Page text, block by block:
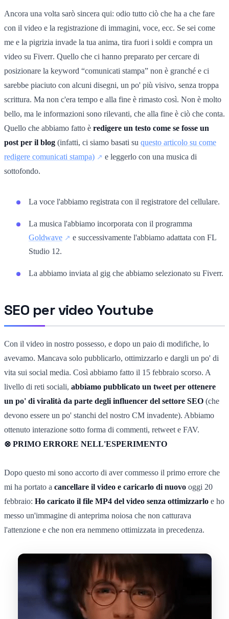
Ancora una volta sarò sincera qui: odio tutto ciò che ha a che fare
con il video e la registrazione di immagini, voce, ecc. Se sei come
me e la pigrizia invade la tua anima, tira fuori i soldi e compra un
video su Fiverr. Quello che ci hanno preparato per cercare di
posizionare la keyword “comunicati stampa” non è granché e ci
sarebbe piaciuto con alcuni disegni, un po' più visivo, senza troppa
scrittura. Ma non c'era tempo e alla fine è rimasto così. Non è molto
bello, ma le informazioni sono rilevanti, che alla fine è ciò che conta.
Quello che abbiamo fatto è redigere un testo come se fosse un
post per il blog (infatti, ci siamo basati su questo articolo su come
redigere comunicati stampa)
e leggerlo con una musica di
sottofondo.
La voce l'abbiamo registrata con il registratore del cellulare.
La musica l'abbiamo incorporata con il programma
Goldwave
e successivamente l'abbiamo adattata con FL
Studio 12.
La abbiamo inviata al gig che abbiamo selezionato su Fiverr.
SEO per video Youtube
Con il video in nostro possesso, e dopo un paio di modifiche, lo
avevamo. Mancava solo pubblicarlo, ottimizzarlo e dargli un po' di
vita sui social media. Così abbiamo fatto il 15 febbraio scorso. A
livello di reti sociali, abbiamo pubblicato un tweet per ottenere
un po' di viralità da parte degli influencer del settore SEO (che
devono essere un po' stanchi del nostro CM invadente). Abbiamo
ottenuto interazione sotto forma di commenti, retweet e FAV.
⊗ PRIMO ERRORE NELL'ESPERIMENTO
Dopo questo mi sono accorto di aver commesso il primo errore che
mi ha portato a cancellare il video e caricarlo di nuovo oggi 20
febbraio: Ho caricato il file MP4 del video senza ottimizzarlo e ho
messo un'immagine di anteprima noiosa che non catturava
l'attenzione e che non era nemmeno ottimizzata in precedenza.